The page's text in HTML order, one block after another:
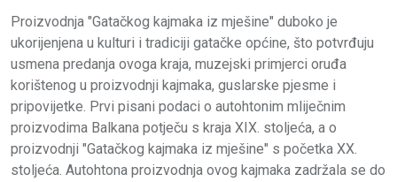
Proizvodnja "Gatačkog kajmaka iz mješine" duboko je
ukorijenjena u kulturi i tradiciji gatačke općine, što potvrđuju
usmena predanja ovoga kraja, muzejski primjerci oruđa
korištenog u proizvodnji kajmaka, guslarske pjesme i
pripovijetke. Prvi pisani podaci o autohtonim mliječnim
proizvodima Balkana potječu s kraja XIX. stoljeća, a o
proizvodnji "Gatačkog kajmaka iz mješine" s početka XX.
stoljeća. Autohtona proizvodnja ovog kajmaka zadržala se do